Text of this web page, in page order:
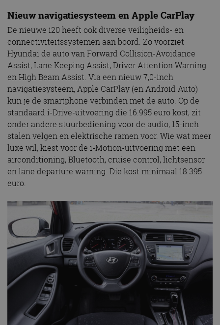
Nieuw navigatiesysteem en Apple CarPlay
De nieuwe i20 heeft ook diverse veiligheids- en
connectiviteitssystemen aan boord. Zo voorziet
Hyundai de auto van Forward Collision-Avoidance
Assist, Lane Keeping Assist, Driver Attention Warning
en High Beam Assist. Via een nieuw 7,0-inch
navigatiesysteem, Apple CarPlay (en Android Auto)
kun je de smartphone verbinden met de auto. Op de
standaard i-Drive-uitvoering die 16.995 euro kost, zit
onder andere stuurbediening voor de audio, 15-inch
stalen velgen en elektrische ramen voor. Wie wat meer
luxe wil, kiest voor de i-Motion-uitvoering met een
airconditioning, Bluetooth, cruise control, lichtsensor
en lane departure warning. Die kost minimaal 18.395
euro.